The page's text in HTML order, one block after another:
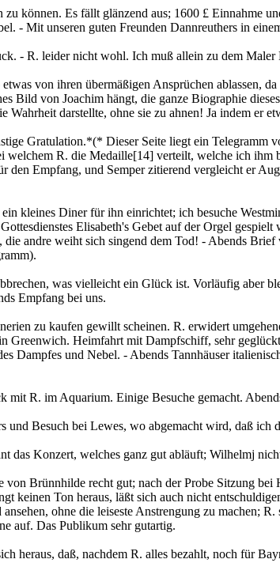
können. Es fällt glänzend aus; 1600 £ Einnahme
- Mit unseren guten Freunden Dannreuthers in
- R. leider nicht wohl. Ich muß allein zu dem
von ihren übermäßigen Ansprüchen ablassen,
Bild von Joachim hängt, die ganze Biographie
darstellte, ohne sie zu ahnen! Ja indem er
Gratulation.*(* Dieser Seite liegt ein Telegramm
welchem R. die Medaille[14] verteilt, welche ich ihm
Empfang, und Semper zitierend vergleicht er
kleines Diner für ihn einrichtet; ich besuche
Elisabeth's Gebet auf der Orgel
andre weiht sich singend dem Tod! - Abends
was vielleicht ein Glück ist. Vorläufig aber
Empfang bei uns.
zu kaufen gewillt scheinen. R. erwidert
Heimfahrt mit Dampfschiff, sehr
Dampfes und Nebel. - Abends Tannhäuser
mit R. im Aquarium. Einige Besuche gemacht.
und Besuch bei Lewes, wo abgemacht wird, daß ich
das Konzert, welches ganz gut abläuft; Wilhelmj
Brünnhilde recht gut; nach der Probe Sitzung
keinen Ton heraus, läßt sich auch nicht
ohne die leiseste Anstrengung zu machen;
auf. Das Publikum sehr gutartig.
heraus, daß, nachdem R. alles bezahlt, noch für